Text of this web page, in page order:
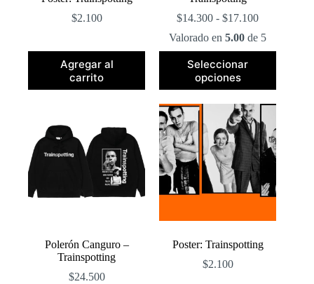
$2.100
Agregar al
carrito
$14.300 - $17.100Rango
precios:
desde
$17.100
Valorado en5.00 de 5
Seleccionar
opciones
producto
tiene
variantes.
Las
opciones
se
pueden
elegir
en
la
de
Polerón Canguro –
Trainspotting
$24.500
Poster: Trainspotting
$2.100